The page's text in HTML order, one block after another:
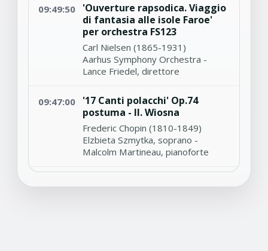
09:49:50
'Ouverture rapsodica. Viaggio
di fantasia alle isole Faroe'
per orchestra FS123
Carl Nielsen (1865-1931)
Aarhus Symphony Orchestra -
Lance Friedel, direttore
09:47:00
'17 Canti polacchi' Op.74
postuma - II. Wiosna
Frederic Chopin (1810-1849)
Elzbieta Szmytka, soprano -
Malcolm Martineau, pianoforte